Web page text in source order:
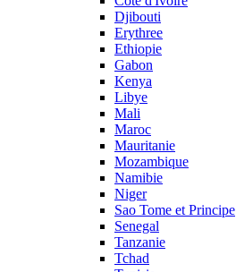
Djibouti
Erythree
Ethiopie
Gabon
Kenya
Libye
Mali
Maroc
Mauritanie
Mozambique
Namibie
Niger
Sao Tome et Principe
Senegal
Tanzanie
Tchad